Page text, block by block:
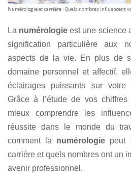
Numérologie et carrière : Quels nombres influencent
La numérologie est une science
signification particulière aux
aspects de la vie. En plus de
domaine personnel et affectif,
éclairages puissants sur votre
Grâce à l’étude de vos
mieux comprendre les
réussite dans le monde du
comment la numérologie peut
carrière et quels nombres ont un
avenir professionnel.